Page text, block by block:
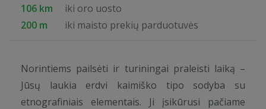
106 km
iki oro uosto
200 m
iki maisto prekių parduotuvės
Norintiems pailsėti ir turiningai praleisti laiką –
Jūsų laukia erdvi kaimiško tipo sodyba su
etnografiniais elementais. Ji įsikūrusi pačiame